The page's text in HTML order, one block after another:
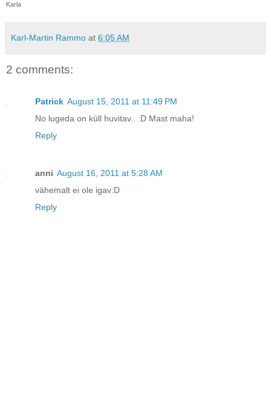
Karla
Karl-Martin Rammo at 6:05 AM
2 comments:
Patrick August 15, 2011 at 11:49 PM
No lugeda on küll huvitav.. :D Mast maha!
Reply
anni August 16, 2011 at 5:28 AM
vähemalt ei ole igav:D
Reply